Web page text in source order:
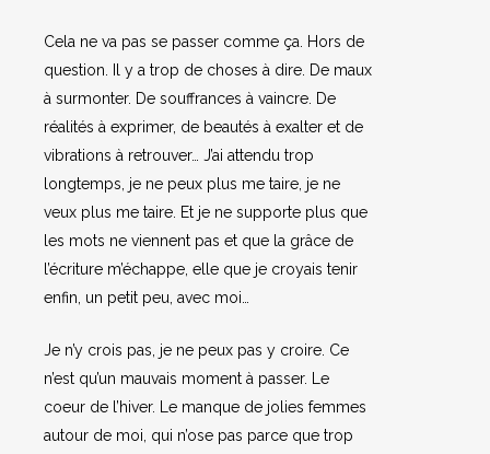
Cela ne va pas se passer comme ça. Hors de
question. Il y a trop de choses à dire. De maux
à surmonter. De souffrances à vaincre. De
réalités à exprimer, de beautés à exalter et de
vibrations à retrouver… J’ai attendu trop
longtemps, je ne peux plus me taire, je ne
veux plus me taire. Et je ne supporte plus que
les mots ne viennent pas et que la grâce de
l’écriture m’échappe, elle que je croyais tenir
enfin, un petit peu, avec moi…
Je n’y crois pas, je ne peux pas y croire. Ce
n’est qu’un mauvais moment à passer. Le
coeur de l’hiver. Le manque de jolies femmes
autour de moi, qui n’ose pas parce que trop